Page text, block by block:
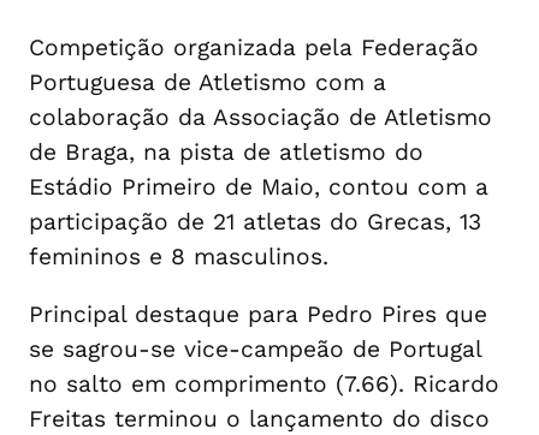
Competição organizada pela Federação
Portuguesa de Atletismo com a
colaboração da Associação de Atletismo
de Braga, na pista de atletismo do
Estádio Primeiro de Maio, contou com a
participação de 21 atletas do Grecas, 13
femininos e 8 masculinos.
Principal destaque para Pedro Pires que
se sagrou-se vice-campeão de Portugal
no salto em comprimento (7.66). Ricardo
Freitas terminou o lançamento do disco